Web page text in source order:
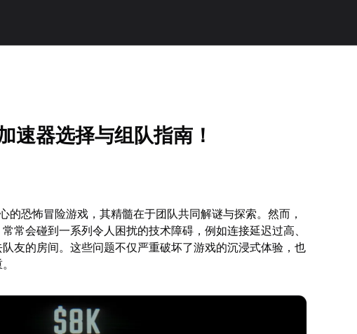
速器选择与组队指南！
的恐怖冒险游戏，其精髓在于团队共同解谜与探索。然而，
常会碰到一系列令人困扰的技术障碍，例如连接延迟过高、
友的房间。这些问题不仅严重破坏了游戏的沉浸式体验，也